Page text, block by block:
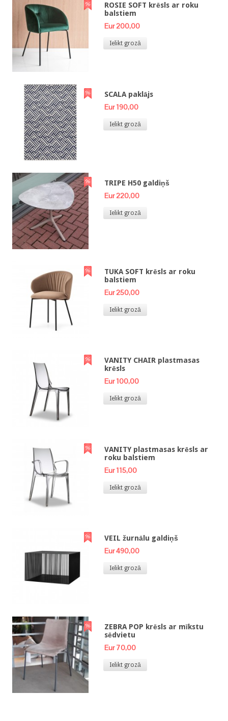
ROSIE SOFT krēsls ar roku
balstiem
Eur 200,00
Ielikt grozā
SCALA paklājs
Eur 190,00
Ielikt grozā
TRIPE H50 galdiņš
Eur 220,00
Ielikt grozā
TUKA SOFT krēsls ar roku
balstiem
Eur 250,00
Ielikt grozā
VANITY CHAIR plastmasas
krēsls
Eur 100,00
Ielikt grozā
VANITY plastmasas krēsls ar
roku balstiem
Eur 115,00
Ielikt grozā
VEIL žurnālu galdiņš
Eur 490,00
Ielikt grozā
ZEBRA POP krēsls ar mīkstu
sēdvietu
Eur 70,00
Ielikt grozā